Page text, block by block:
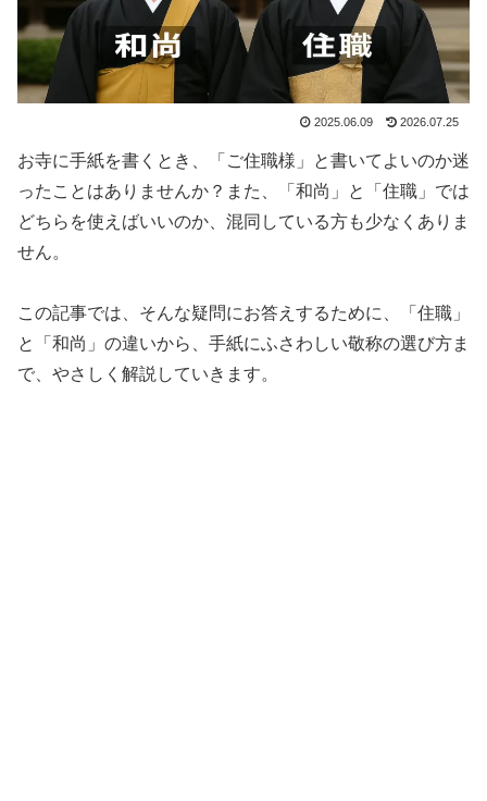
2025.06.09 2026.07.25
お寺に手紙を書くとき、「ご住職様」と書いてよいのか迷
ったことはありませんか？また、「和尚」と「住職」では
どちらを使えばいいのか、混同している方も少なくありま
せん。
この記事では、そんな疑問にお答えするために、「住職」
と「和尚」の違いから、手紙にふさわしい敬称の選び方ま
で、やさしく解説していきます。